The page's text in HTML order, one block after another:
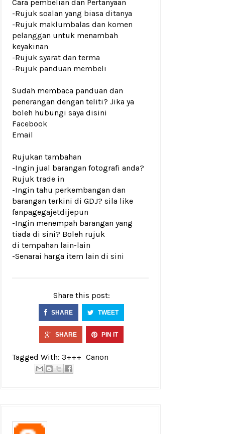
Cara pembelian dan Pertanyaan
-Rujuk soalan yang biasa ditanya
-Rujuk maklumbalas dan komen
pelanggan untuk menambah
keyakinan
-Rujuk syarat dan terma
-Rujuk panduan membeli
Sudah membaca panduan dan
penerangan dengan teliti? Jika ya
boleh hubungi saya disini
Facebook
Email
Rujukan tambahan
-Ingin jual barangan fotografi anda?
Rujuk trade in
-Ingin tahu perkembangan dan
barangan terkini di GDJ? sila like
fanpagegajetdijepun
-Ingin menempah barangan yang
tiada di sini? Boleh rujuk
di tempahan lain-lain
-Senarai harga item lain di sini
Share this post:
SHARE TWEET
SHARE PIN IT
Tagged With: 3+++ Canon